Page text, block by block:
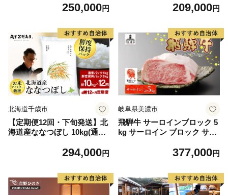
けHDD 外付け ハードディス
県 日進市
250,000円
計20kg 米 特A 獲得 白米 ごは
米 ご飯 米 北海道米 JAふら
の ホクレン ホクレン米 送料
無料 北海道 上富良野町
209,000円
北海道千歳市
【定期便12回・下旬発送】北
海道産ななつぼし 10kg(通常
ック5kg×1袋) 特A お米 千歳
294,000円
岐阜県美濃市
飛騨牛 サーロインブロック 5
kg サーロイン ブロック サー
インステーキ ローストビーフ
テーキ ご当地 お取り寄せグ
ルメ 送料無料 岐阜県 美濃市
377,000円